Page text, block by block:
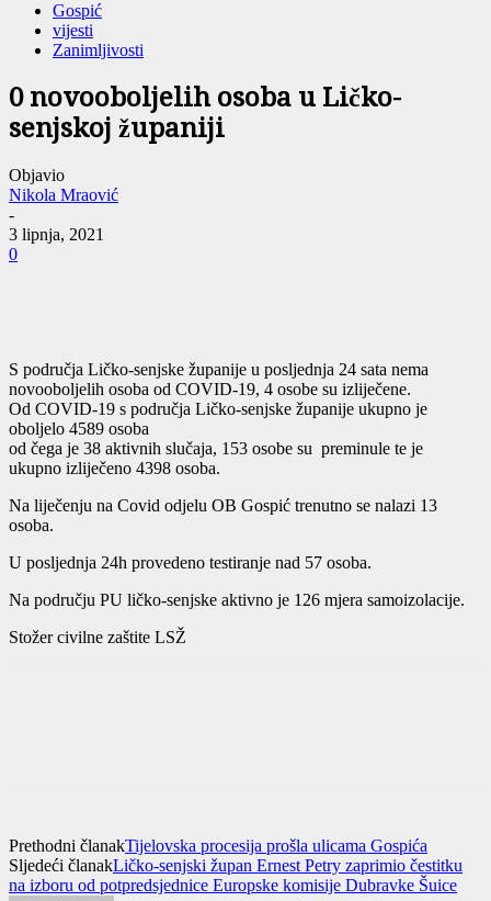
Gospić
vijesti
Zanimljivosti
0 novooboljelih osoba u Ličko-
senjskoj županiji
Objavio
Nikola Mraović
-
3 lipnja, 2021
0
S područja Ličko-senjske županije u posljednja 24 sata nema
novooboljelih osoba od COVID-19, 4 osobe su izliječene.
Od COVID-19 s područja Ličko-senjske županije ukupno je
oboljelo 4589 osoba
od čega je 38 aktivnih slučaja, 153 osobe su preminule te je
ukupno izliječeno 4398 osoba.
Na liječenju na Covid odjelu OB Gospić trenutno se nalazi 13
osoba.
U posljednja 24h provedeno testiranje nad 57 osoba.
Na području PU ličko-senjske aktivno je 126 mjera samoizolacije.
Stožer civilne zaštite LSŽ
Prethodni članakTijelovska procesija prošla ulicama Gospića
Sljedeći članakLičko-senjski župan Ernest Petry zaprimio čestitku
na izboru od potpredsjednice Europske komisije Dubravke Šuice